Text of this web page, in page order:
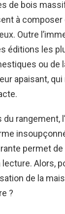
de bois
à
Outre
éditions les
ou de
apaisant,
rangement,
permet
Alors,
de la
?